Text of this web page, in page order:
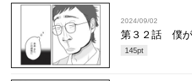
2024/09/02
第３２話 僕が
145pt